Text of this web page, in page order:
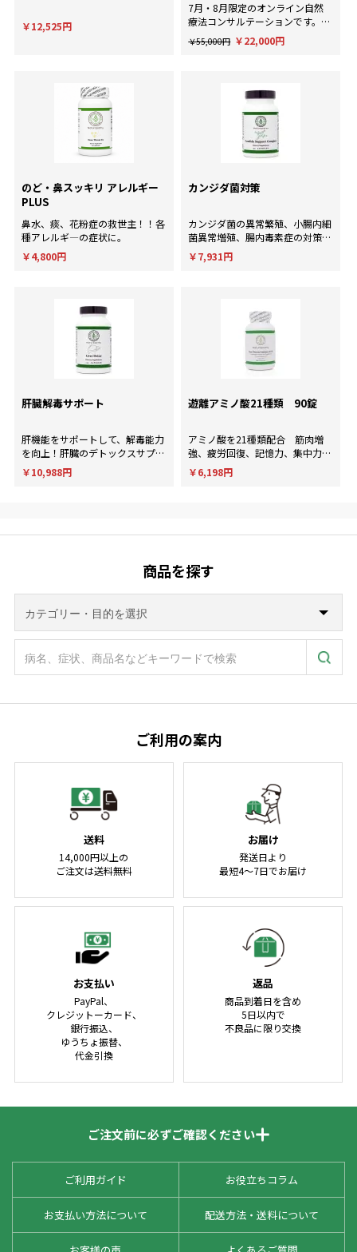
￥12,525円
7月・8月限定のオンライン自然
療法コンサルテーションです。AI
による一般的な回答ではなく、臨
床経験にもとづいた個別のアドバ
￥55,000円 ￥22,000円
のど・鼻スッキリ アレルギー
PLUS
鼻水、痰、花粉症の救世主！！各
種アレルギ―の症状に。
￥4,800円
カンジダ菌対策
カンジダ菌の異常繁殖、小腸内細
菌異常増殖、腸内毒素症の対策
に！
￥7,931円
肝臓解毒サポート
肝機能をサポートして、解毒能力
を向上！肝臓のデトックスサプリ
メント。
￥10,988円
遊離アミノ酸21種類 90錠
アミノ酸を21種類配合 筋肉増
強、疲労回復、記憶力、集中力、
判断力など様々な用途に使用され
ます。
￥6,198円
商品を探す
ご利用の案内
送料
14,000円以上の
ご注文は送料無料
お届け
発送日より
最短4～7日でお届け
お支払い
PayPal、
クレジットーカード、
銀行振込、
ゆうちょ振替、
代金引換
返品
商品到着日を含め
5日以内で
不良品に限り交換
ご注文前に必ずご確認ください
ご利用ガイド お役立ちコラム
お支払い方法について 配送方法・送料について